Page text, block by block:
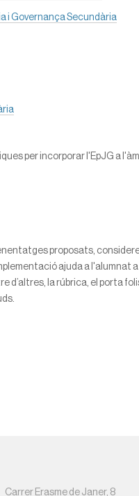
i Governança Secundària
per incorporar l'EpJG a
proposats,
ajuda a l'alumnat
d’altres, la rúbrica, el porta
Carrer Erasme de Janer, 8